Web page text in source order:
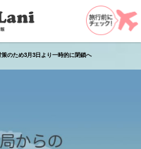
のため3月3日より一時的に閉鎖へ